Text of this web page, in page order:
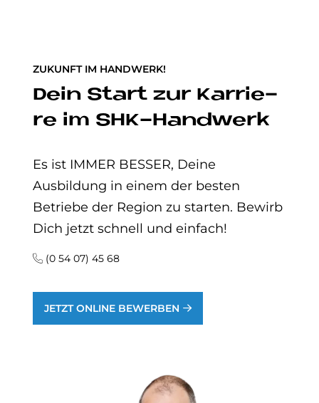
ZUKUNFT IM HANDWERK!
Dein Start zur Kar­rie­
re im SHK-Hand­werk
Es ist IMMER BESSER, Deine
Ausbildung in einem der besten
Betriebe der Region zu starten. Bewirb
Dich jetzt schnell und einfach!
(0 54 07) 45 68
JETZT ONLINE BEWERBEN